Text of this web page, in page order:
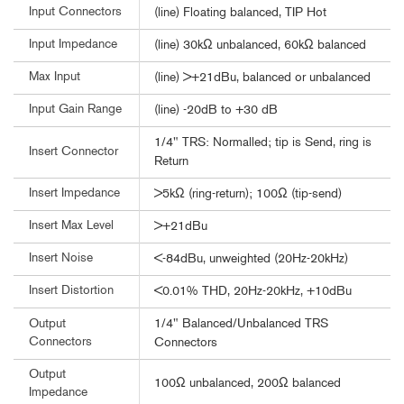
Input Connectors (line) Floating balanced, TIP Hot
Input Impedance (line) 30kΩ unbalanced, 60kΩ balanced
Max Input (line) >+21dBu, balanced or unbalanced
Input Gain Range (line) -20dB to +30 dB
Insert Connector
1/4" TRS: Normalled; tip is Send, ring is
Return
Insert Impedance >5kΩ (ring-return); 100Ω (tip-send)
Insert Max Level >+21dBu
Insert Noise <-84dBu, unweighted (20Hz-20kHz)
Insert Distortion <0.01% THD, 20Hz-20kHz, +10dBu
Output
Connectors
1/4" Balanced/Unbalanced TRS
Connectors
Output
Impedance
100Ω unbalanced, 200Ω balanced